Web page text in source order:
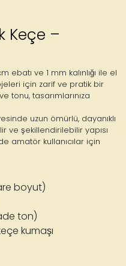
Keçe –
ebatı ve 1 mm kalınlığı ile el
için zarif ve pratik bir
tonu, tasarımlarınıza
uzun ömürlü, dayanıklı
ve şekillendirilebilir yapısı
amatör kullanıcılar için
boyut)
ton)
kumaşı